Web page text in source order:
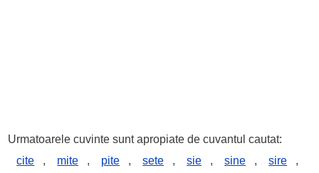
Urmatoarele cuvinte sunt apropiate de cuvantul cautat:
cite
, mite , pite , sete , sie , sine , sire ,